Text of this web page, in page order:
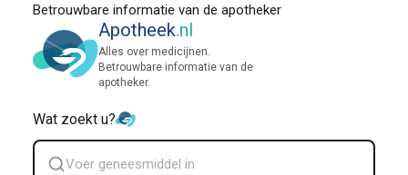
Betrouwbare informatie van de apotheker
Apotheek.nl
Alles over medicijnen.
Betrouwbare informatie van de
apotheker.
Wat zoekt u?
Zoek
geneesmiddel